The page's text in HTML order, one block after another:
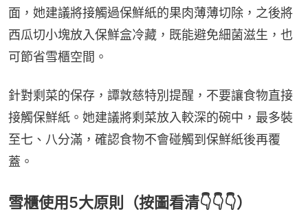
面，她建議將接觸過保鮮紙的果肉薄薄切除，之後將
西瓜切小塊放入保鮮盒冷藏，既能避免細菌滋生，也
可節省雪櫃空間。
針對剩菜的保存，譚敦慈特別提醒，不要讓食物直接
接觸保鮮紙。她建議將剩菜放入較深的碗中，最多裝
至七、八分滿，確認食物不會碰觸到保鮮紙後再覆
蓋。
雪櫃使用5大原則（按圖看清👇👇👇）